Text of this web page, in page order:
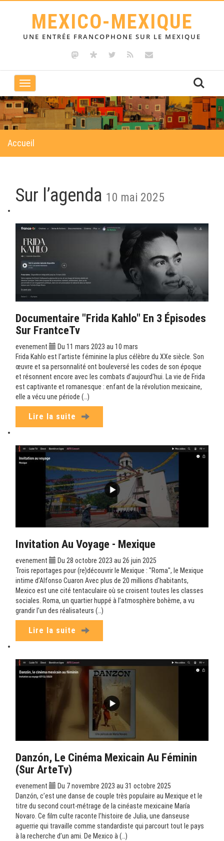
MEXICO-MEXIQUE
UNE ENTRÉE FRANCOPHONE SUR LE MEXIQUE
Toggle
navigation
Accueil
Sur l’agenda 10 mai 2025
Documentaire "Frida Kahlo" En 3 Épisodes
Sur FrantceTv
evenement
Du 11 mars 2023 au 10 mars
Frida Kahlo est l’artiste féminine la plus célèbre du XXe siècle. Son
œuvre et sa personnalité ont bouleversé les codes de son époque
et résonnent encore avec les combats d’aujourd’hui. La vie de Frida
est captivante et romanesque : enfant de la révolution mexicaine,
elle a vécu une période (…)
Lire la suite
Invitation Au Voyage - Mexique
evenement
Du 28 octobre 2023 au 26 juin 2025
Trois reportages pour (re)découvrir le Mexique : "Roma", le Mexique
intime d’Alfonso Cuaron Avec plus de 20 millions d’habitants,
Mexico est une cité tentaculaire où se croisent toutes les classes
sociales. Roma, un quartier huppé à l’atmosphère bohème, a vu
grandir l’un des réalisateurs (…)
Lire la suite
Danzón, Le Cinéma Mexicain Au Féminin
(sur ArteTv)
evenement
Du 7 novembre 2023 au 31 octobre 2025
Danzón, c’est une danse de couple très populaire au Mexique et le
titre du second court-métrage de la cinéaste mexicaine María
Novaro. Ce film culte raconte l’histoire de Julia, une danseuse
aguerrie qui travaille comme standardiste qui parcourt tout le pays
à la recherche d’un ami. De Mexico à (…)